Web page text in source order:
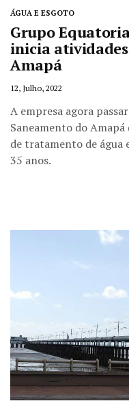
ÁGUA E ESGOTO
Grupo
inicia
Amapá
12, Julho, 2022
A empresa agora
Saneamento do
de tratamento de água
35 anos.